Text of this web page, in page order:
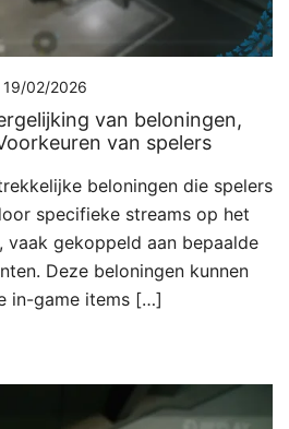
19/02/2026
van beloningen,
van spelers
beloningen die spelers
specifieke streams op het
gekoppeld aan bepaalde
Deze beloningen kunnen
in-game items […]